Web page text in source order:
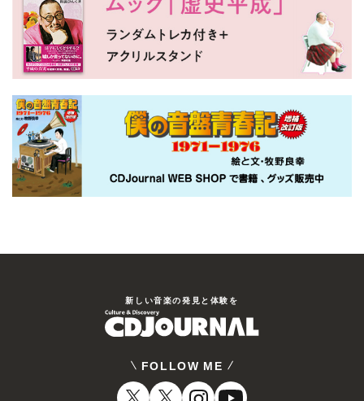
新しい⾳楽の発⾒と体験を
FOLLOW ME